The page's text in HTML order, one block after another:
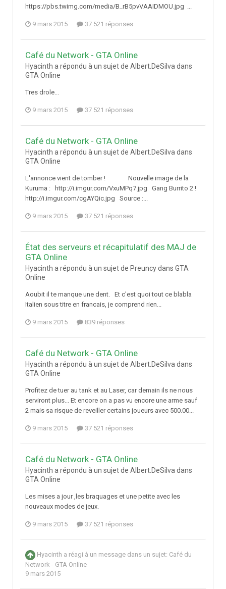
https://pbs.twimg.com/media/B_rB5pvVAAIDMOU.jpg ...
9 mars 2015 37 521 réponses
Café du Network - GTA Online
Hyacinth a répondu à un sujet de Albert.DeSilva dans
GTA Online
Tres drole...
9 mars 2015 37 521 réponses
Café du Network - GTA Online
Hyacinth a répondu à un sujet de Albert.DeSilva dans
GTA Online
L'annonce vient de tomber ! Nouvelle image de la
Kuruma : http://i.imgur.com/VxuMPq7.jpg Gang Burrito 2 !
http://i.imgur.com/cgAYQic.jpg Source :...
9 mars 2015 37 521 réponses
État des serveurs et récapitulatif des MAJ de
GTA Online
Hyacinth a répondu à un sujet de Preuncy dans GTA
Online
Aoubit il te manque une dent. Et c'est quoi tout ce blabla
Italien sous titre en francais, je comprend rien...
9 mars 2015 839 réponses
Café du Network - GTA Online
Hyacinth a répondu à un sujet de Albert.DeSilva dans
GTA Online
Profitez de tuer au tank et au Laser, car demain ils ne nous
serviront plus... Et encore on a pas vu encore une arme sauf
2 mais sa risque de reveiller certains joueurs avec 500.00...
9 mars 2015 37 521 réponses
Café du Network - GTA Online
Hyacinth a répondu à un sujet de Albert.DeSilva dans
GTA Online
Les mises a jour ,les braquages et une petite avec les
nouveaux modes de jeux.
9 mars 2015 37 521 réponses
Hyacinth a réagi à un message dans un sujet: Café du
Network - GTA Online
9 mars 2015